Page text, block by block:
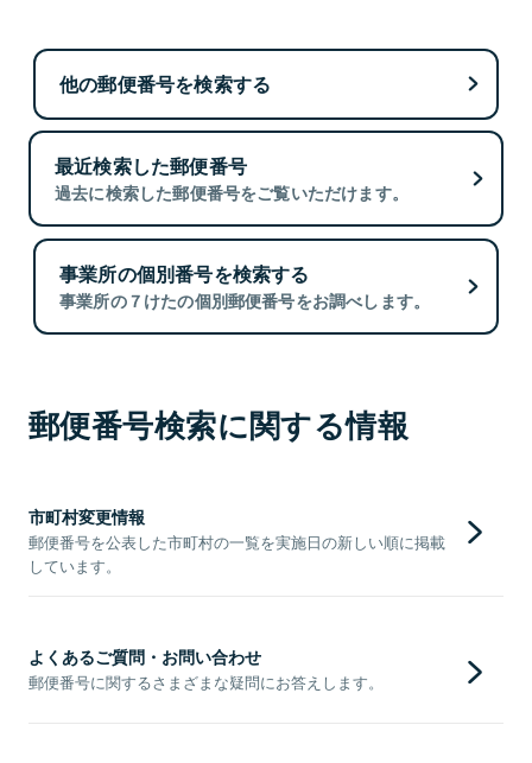
他の郵便番号を検索する
最近検索した郵便番号
過去に検索した郵便番号をご覧いただけます。
事業所の個別番号を検索する
事業所の７けたの個別郵便番号をお調べします。
郵便番号検索に関する情報
市町村変更情報
郵便番号を公表した市町村の一覧を実施日の新しい順に掲載
しています。
よくあるご質問・お問い合わせ
郵便番号に関するさまざまな疑問にお答えします。